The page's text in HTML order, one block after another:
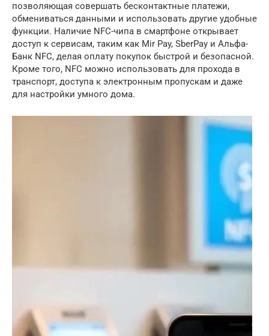
позволяющая совершать бесконтактные платежи,
обмениваться данными и использовать другие удобные
функции. Наличие NFC-чипа в смартфоне открывает
доступ к сервисам, таким как Mir Pay, SberPay и Альфа-
Банк NFC, делая оплату покупок быстрой и безопасной.
Кроме того, NFC можно использовать для прохода в
транспорт, доступа к электронным пропускам и даже
для настройки умного дома.